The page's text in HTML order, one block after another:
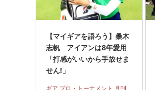
【マイギアを語ろう】桑木
志帆 アイアンは8年愛用
「打感がいいから手放せま
せん!」
ギア プロ・トーナメント 月刊